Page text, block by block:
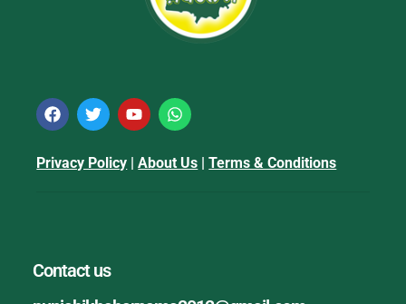
Privacy Policy |About Us |Terms & Conditions
Contact us